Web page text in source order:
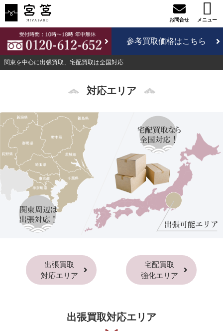
関東を中心に出張買取、宅配買取は全国対応
参考買取価格はこちら
対応エリア
出張買取
対応エリア
宅配買取
強化エリア
出張買取対応エリア